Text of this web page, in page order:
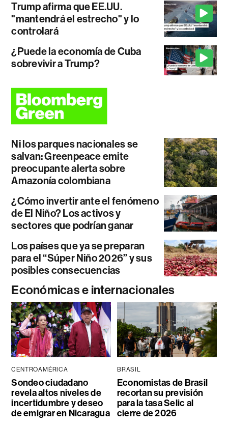
Trump afirma que EE.UU.
"mantendrá el estrecho" y lo
controlará
¿Puede la economía de Cuba
sobrevivir a Trump?
Ni los parques nacionales se
salvan: Greenpeace emite
preocupante alerta sobre
Amazonía colombiana
¿Cómo invertir ante el fenómeno
de El Niño? Los activos y
sectores que podrían ganar
Los países que ya se preparan
para el “Súper Niño 2026” y sus
posibles consecuencias
Económicas e internacionales
CENTROAMÉRICA
Sondeo ciudadano
revela altos niveles de
incertidumbre y deseo
de emigrar en Nicaragua
BRASIL
Economistas de Brasil
recortan su previsión
para la tasa Selic al
cierre de 2026